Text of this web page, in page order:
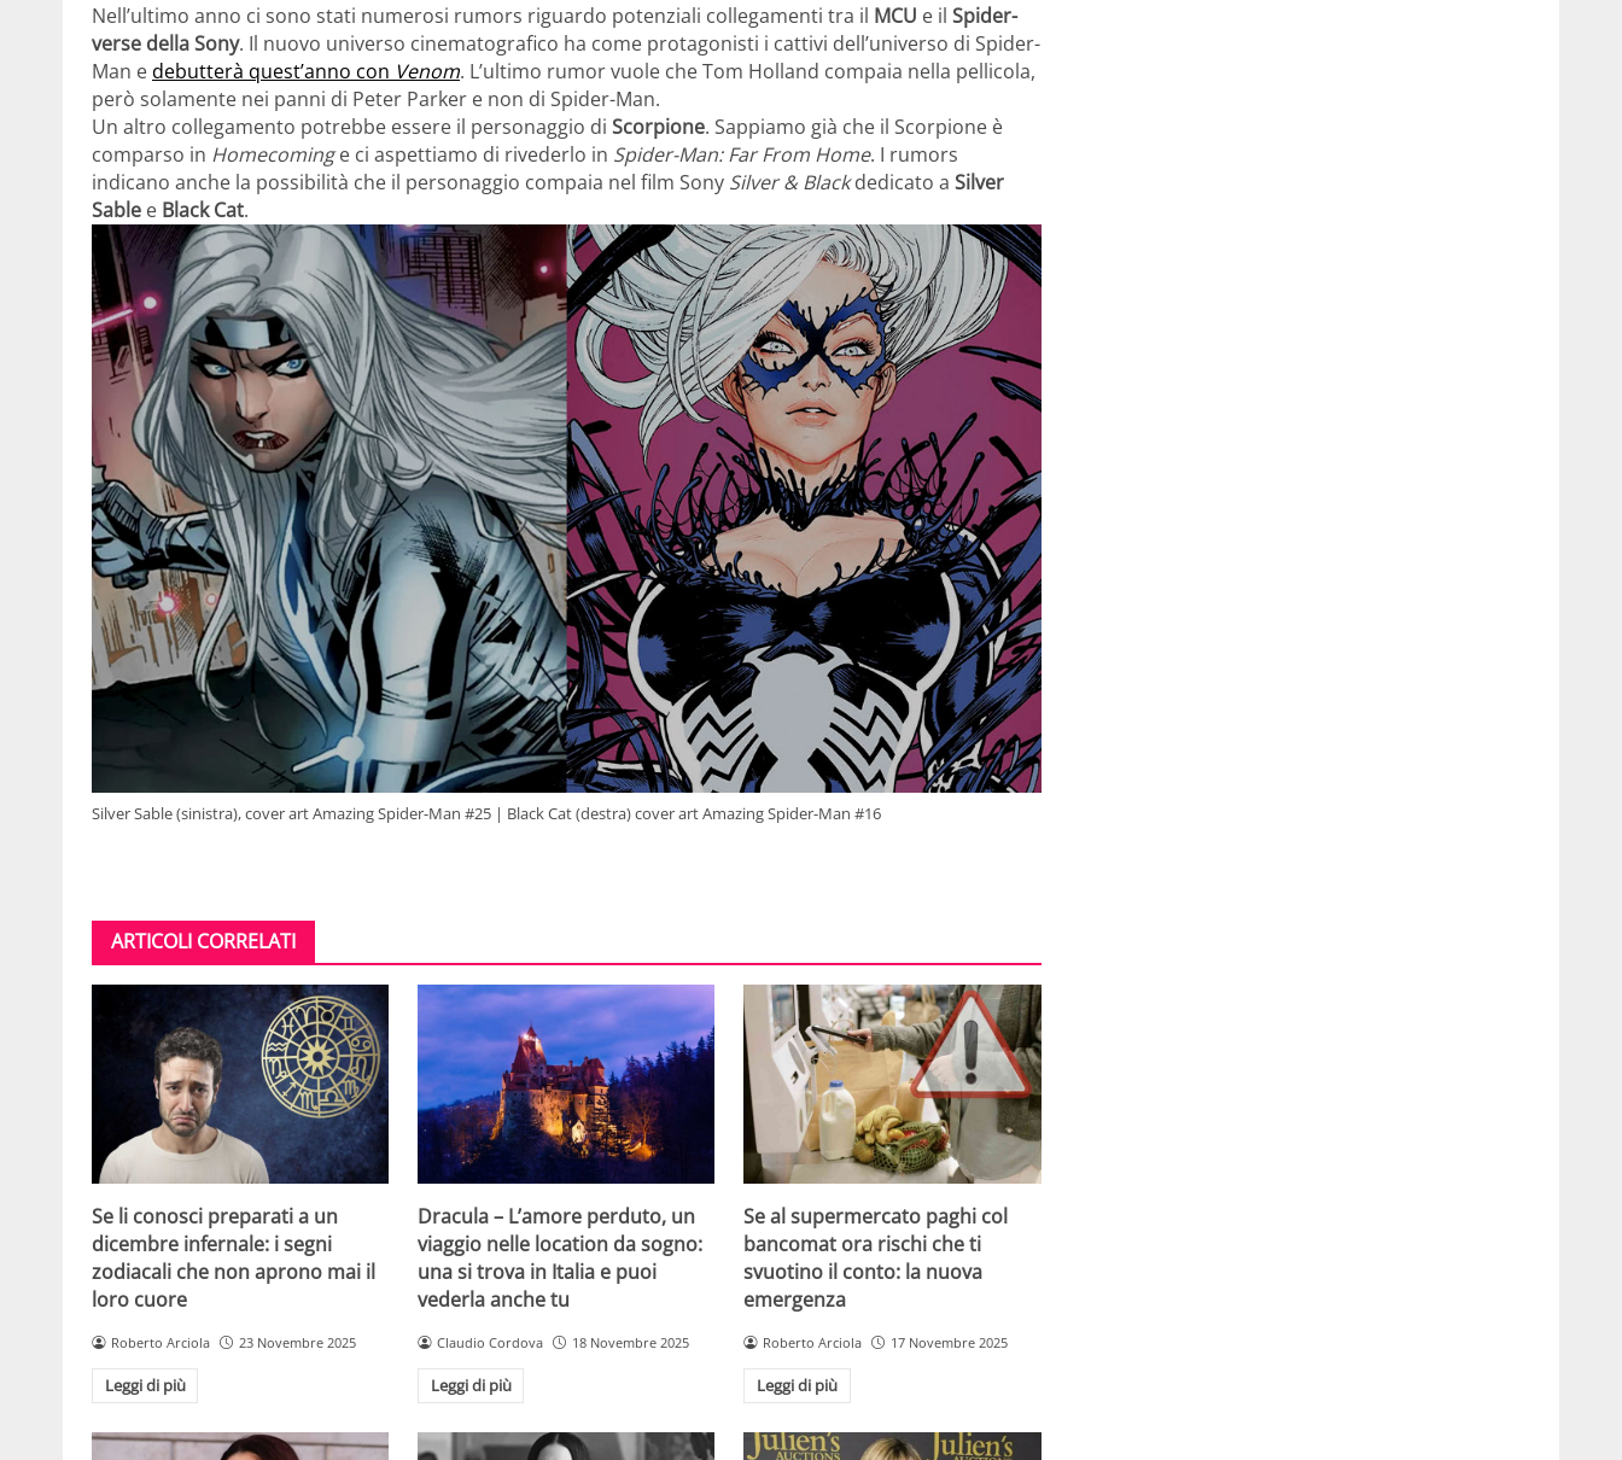
Nell’ultimo anno ci sono stati numerosi rumors riguardo potenziali collegamenti tra il MCU e il Spider-
verse della Sony. Il nuovo universo cinematografico ha come protagonisti i cattivi dell’universo di Spider-
Man edebutterà quest’anno con Venom. L’ultimo rumor vuole che Tom Holland compaia nella pellicola,
però solamente nei panni di Peter Parker e non di Spider-Man.
Un altro collegamento potrebbe essere il personaggio di Scorpione. Sappiamo già che il Scorpione è
comparso in Homecominge ci aspettiamo di rivederlo in Spider-Man: Far From Home. I rumors
indicano anche la possibilità che il personaggio compaia nel film Sony Silver & Blackdedicato a Silver
Sable e Black Cat.
Silver Sable (sinistra), cover art Amazing Spider-Man #25 | Black Cat (destra) cover art Amazing Spider-Man #16
ARTICOLI CORRELATI
Se li conosci preparati a un
dicembre infernale: i segni
zodiacali che non aprono mai il
loro cuore
Roberto Arciola 23 Novembre 2025
Leggi di più
Dracula – L’amore perduto, un
viaggio nelle location da sogno:
una si trova in Italia e puoi
vederla anche tu
Claudio Cordova 18 Novembre 2025
Leggi di più
Se al supermercato paghi col
bancomat ora rischi che ti
svuotino il conto: la nuova
emergenza
Roberto Arciola 17 Novembre 2025
Leggi di più